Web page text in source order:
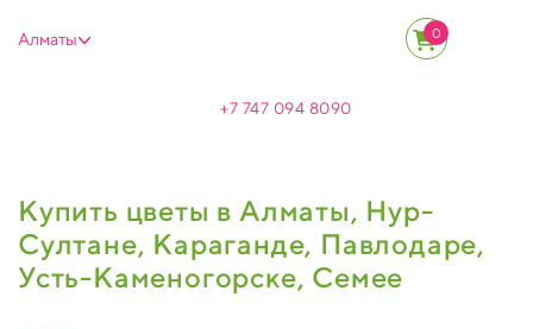
Алматы 0
+7 747 094 8090
Купить цветы в Алматы, Нур-
Султане, Караганде, Павлодаре,
Усть-Каменогорске, Семее